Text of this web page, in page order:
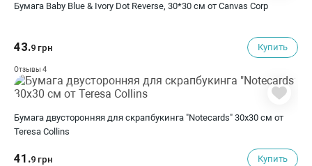
Бумага Baby Blue & Ivory Dot Reverse, 30*30 см от Canvas Corp
43.9 грн Купить
Отзывы 4
Бумага двусторонняя для скрапбукинга "Notecards" 30х30 см от
Teresa Collins
41.9 грн Купить